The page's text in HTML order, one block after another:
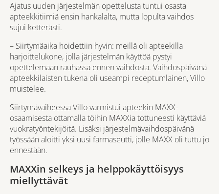
Ajatus uuden järjestelmän opettelusta tuntui osasta
apteekkitiimiä ensin hankalalta, mutta lopulta vaihdos
sujui ketterästi.
– Siirtymäaika hoidettiin hyvin: meillä oli apteekilla
harjoittelukone, jolla järjestelmän käyttöä pystyi
opettelemaan rauhassa ennen vaihdosta. Vaihdospäivänä
apteekkilaisten tukena oli useampi receptumlainen, Villo
muistelee.
Siirtymävaiheessa Villo varmistui apteekin MAXX-
osaamisesta ottamalla töihin MAXXia tottuneesti käyttäviä
vuokratyöntekijöitä. Lisäksi järjestelmävaihdospäivänä
työssään aloitti yksi uusi farmaseutti, jolle MAXX oli tuttu jo
ennestään.
MAXXin selkeys ja helppokäyttöisyys
miellyttävät